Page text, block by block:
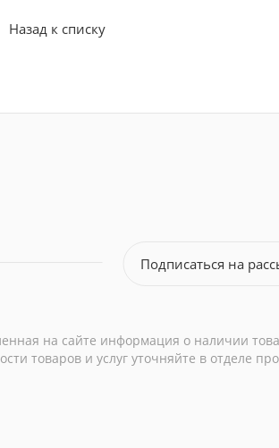
Назад к списку
на сайте информация о наличии
товаров и услуг уточняйте в отделе
Подписаться на